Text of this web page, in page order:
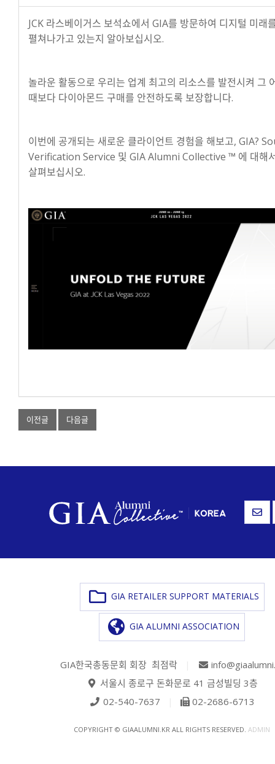
JCK 라스베이거스 보석쇼에서 GIA를 방문하여 디지털 미래
펼쳐나가고 있는지 알아보십시오.
놀라운 활동으로 우리는 업계 최고의 리소스를 발전시켜 그
때보다 다이아몬드 구매를 안전하도록 보장합니다.
이번에 공개되는 새로운 클라이언트 경험을 해보고, GIA?
Verification Service 및 GIA Alumni Collective ™ 에 대해
살펴보십시오.
이전글 다음글
GIA RETAILER SUPPORT MATERIALS
GIA ALUMNI ASSOCIATION
GIA한국총동문회 회장 최점락
서울시 종로구 돈화문로 41 금성빌딩 3층
02-540-7637
02-2686-6713
COPYRIGHT © GIAALUMNI.KR ALL RIGHTS RESERVED. ADMIN